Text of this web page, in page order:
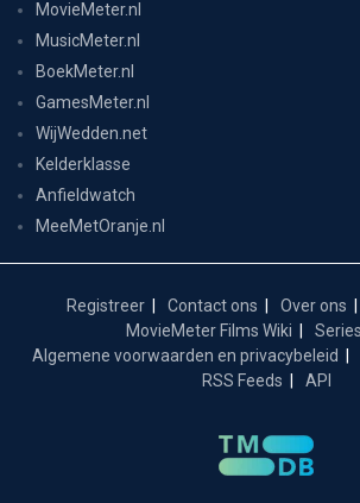
MovieMeter.nl
MusicMeter.nl
BoekMeter.nl
GamesMeter.nl
WijWedden.net
Kelderklasse
Anfieldwatch
MeeMetOranje.nl
Registreer Contact ons Over ons
MovieMeter Films Wiki
Algemene voorwaarden en privacybeleid
RSS Feeds
API